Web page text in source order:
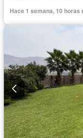
Hace 1 semana, 10 horas